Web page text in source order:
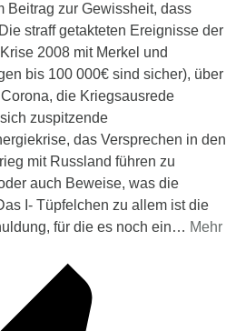
Beitrag zur Gewissheit, dass
straff getakteten Ereignisse der
2008 mit Merkel und
bis 100 000€ sind sicher), über
die Kriegsausrede
zuspitzende
das Versprechen in den
mit Russland führen zu
auch Beweise, was die
I- Tüpfelchen zu allem ist die
für die es noch ein… Mehr